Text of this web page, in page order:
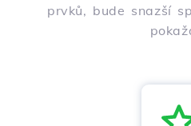
prvků, bude snazší